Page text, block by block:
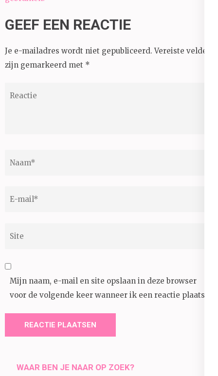
GEEF EEN REACTIE
Je e-mailadres wordt niet gepubliceerd. Vereiste velden
zijn gemarkeerd met *
Mijn naam, e-mail en site opslaan in deze browser
voor de volgende keer wanneer ik een reactie plaats.
WAAR BEN JE NAAR OP ZOEK?